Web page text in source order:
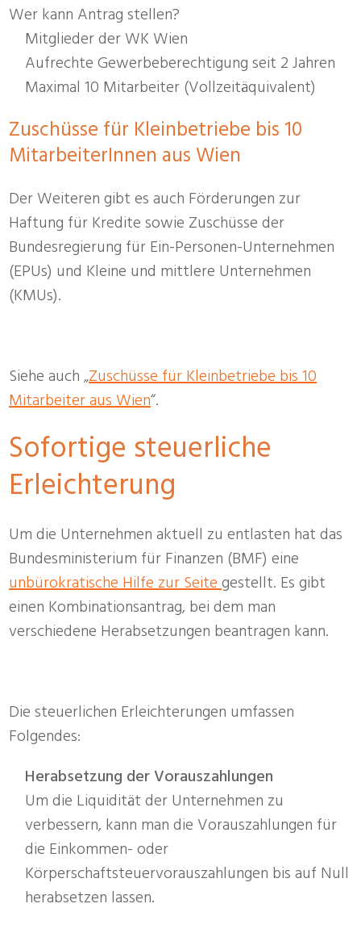
Wer kann Antrag stellen?
Mitglieder der WK Wien
Aufrechte Gewerbeberechtigung seit 2 Jahren
Maximal 10 Mitarbeiter (Vollzeitäquivalent)
Zuschüsse für Kleinbetriebe bis 10
MitarbeiterInnen aus Wien
Der Weiteren gibt es auch Förderungen zur
Haftung für Kredite sowie Zuschüsse der
Bundesregierung für Ein-Personen-Unternehmen
(EPUs) und Kleine und mittlere Unternehmen
(KMUs).
Siehe auch „Zuschüsse für Kleinbetriebe bis 10
Mitarbeiter aus Wien“.
Sofortige steuerliche
Erleichterung
Um die Unternehmen aktuell zu entlasten hat das
Bundesministerium für Finanzen (BMF) eine
unbürokratische Hilfe zur Seitegestellt. Es gibt
einen Kombinationsantrag, bei dem man
verschiedene Herabsetzungen beantragen kann.
Die steuerlichen Erleichterungen umfassen
Folgendes:
Herabsetzung der Vorauszahlungen
Um die Liquidität der Unternehmen zu
verbessern, kann man die Vorauszahlungen für
die Einkommen- oder
Körperschaftsteuervorauszahlungen bis auf Null
herabsetzen lassen.